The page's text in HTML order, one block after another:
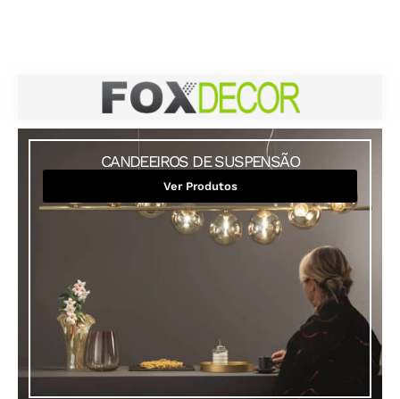
CANDEEIROS DE SUSPENSÃO
Ver Produtos